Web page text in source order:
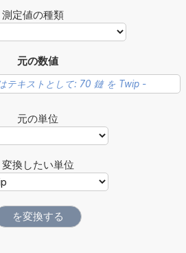
測定値の種類
元の数値
元の単位
変換したい単位